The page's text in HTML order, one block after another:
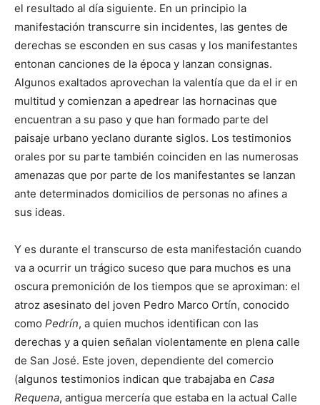
el resultado al día siguiente. En un principio la
manifestación transcurre sin incidentes, las gentes de
derechas se esconden en sus casas y los manifestantes
entonan canciones de la época y lanzan consignas.
Algunos exaltados aprovechan la valentía que da el ir en
multitud y comienzan a apedrear las hornacinas que
encuentran a su paso y que han formado parte del
paisaje urbano yeclano durante siglos. Los testimonios
orales por su parte también coinciden en las numerosas
amenazas que por parte de los manifestantes se lanzan
ante determinados domicilios de personas no afines a
sus ideas.
Y es durante el transcurso de esta manifestación cuando
va a ocurrir un trágico suceso que para muchos es una
oscura premonición de los tiempos que se aproximan: el
atroz asesinato del joven Pedro Marco Ortín, conocido
como Pedrín, a quien muchos identifican con las
derechas y a quien señalan violentamente en plena calle
de San José. Este joven, dependiente del comercio
(algunos testimonios indican que trabajaba en Casa
Requena, antigua mercería que estaba en la actual Calle